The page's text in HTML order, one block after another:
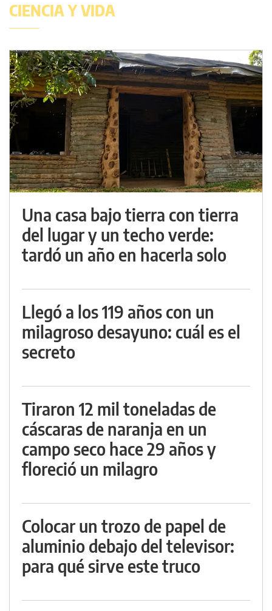
CIENCIA Y VIDA
Una casa bajo tierra con tierra
del lugar y un techo verde:
tardó un año en hacerla solo
Llegó a los 119 años con un
milagroso desayuno: cuál es el
secreto
Tiraron 12 mil toneladas de
cáscaras de naranja en un
campo seco hace 29 años y
floreció un milagro
Colocar un trozo de papel de
aluminio debajo del televisor:
para qué sirve este truco